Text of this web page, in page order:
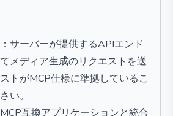
サーバーが提供するAPIエンド
メディア生成のリクエストを送
トがMCP仕様に準拠しているこ
い。
互換アプリケーションと統合